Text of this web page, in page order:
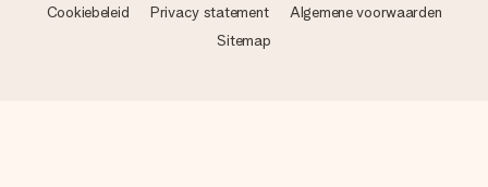
Cookiebeleid Privacy statement
Algemene voorwaarden
Sitemap